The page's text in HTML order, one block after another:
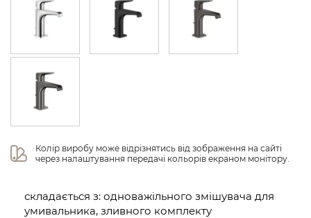
Колір виробу може відрізнятись від зображення на сайті
через налаштування передачі кольорів екраном монітору.
складається з: одноважільного змішувача для
умивальника, зливного комплекту